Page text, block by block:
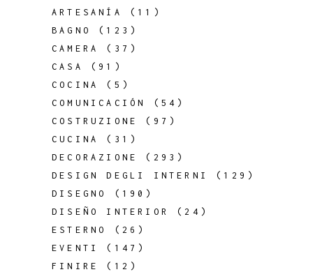
ARTESANÍA
(11)
BAGNO
(123)
CAMERA
(37)
CASA
(91)
COCINA
(5)
COMUNICACIÓN
(54)
COSTRUZIONE
(97)
CUCINA
(31)
DECORAZIONE
(293)
DESIGN DEGLI INTERNI
(129)
DISEGNO
(190)
DISEÑO INTERIOR
(24)
ESTERNO
(26)
EVENTI
(147)
FINIRE
(12)